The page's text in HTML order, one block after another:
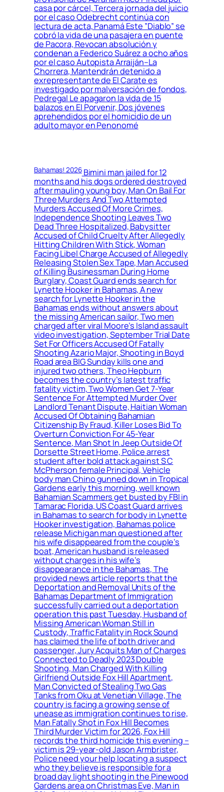
casa por cárcel, Tercera jornada del juicio
por el caso Odebrecht continúa con
lectura de acta, Panamá Este ”Diablo” se
cobró la vida de una pasajera en puente
de Pacora, Revocan absolución y
condenan a Federico Suárez a ocho años
por el caso Autopista Arraiján–La
Chorrera, Mantendrán detenido a
exrepresentante de El Carate es
investigado por malversación de fondos,
Pedregal Le apagaron la vida de 15
balazos en El Porvenir, Dos jóvenes
aprehendidos por el homicidio de un
adulto mayor en Penonomé
Bahamas! 2026Bimini man jailed for 12
months and his dogs ordered destroyed
after mauling young boy, Man On Bail For
Three Murders And Two Attempted
Murders Accused Of More Crimes,
Independence Shooting Leaves Two
Dead Three Hospitalized, Babysitter
Accused of Child Cruelty After Allegedly
Hitting Children With Stick, Woman
Facing Libel Charge Accused of Allegedly
Releasing Stolen Sex Tape, Man Accused
of Killing Businessman During Home
Burglary, Coast Guard ends search for
Lynette Hooker in Bahamas, A new
search for Lynette Hooker in the
Bahamas ends without answers about
the missing American sailor, Two men
charged after viral Moore’s Island assault
video investigation, September Trial Date
Set For Officers Accused Of Fatally
Shooting Azario Major, Shooting in Boyd
Road area BIG Sunday kills one and
injured two others, Theo Hepburn
becomes the country’s latest traffic
fatality victim, Two Women Get 7-Year
Sentence For Attempted Murder Over
Landlord Tenant Dispute, Haitian Woman
Accused Of Obtaining Bahamian
Citizenship By Fraud, Killer Loses Bid To
Overturn Conviction For 45-Year
Sentence, Man Shot In Jeep Outside Of
Dorsette Street Home, Police arrest
student after bold attack against S C
McPherson female Principal, Vehicle
body man Chino gunned down in Tropical
Gardens early this morning, well known
Bahamian Scammers get busted by FBI in
Tamarac Florida, US Coast Guard arrives
in Bahamas to search for body in Lynette
Hooker investigation, Bahamas police
release Michigan man questioned after
his wife disappeared from the couple’s
boat, American husband is released
without charges in his wife’s
disappearance in the Bahamas, The
provided news article reports that the
Deportation and Removal Units of the
Bahamas Department of Immigration
successfully carried out a deportation
operation this past Tuesday, Husband of
Missing American Woman Still in
Custody, Traffic Fatality in Rock Sound
has claimed the life of both driver and
passenger, Jury Acquits Man of Charges
Connected to Deadly 2023 Double
Shooting, Man Charged With Killing
Girlfriend Outside Fox Hill Apartment,
Man Convicted of Stealing Two Gas
Tanks from Oku at Venetian Village, The
country is facing a growing sense of
unease as immigration continues to rise,
Man Fatally Shot in Fox Hill Becomes
Third Murder Victim for 2026, Fox Hill
records the third homicide this evening –
victim is 29-year-old Jason Armbrister,
Police need your help locating a suspect
who they believe is responsible for a
broad day light shooting in the Pinewood
Gardens area on Christmas Eve, Man in